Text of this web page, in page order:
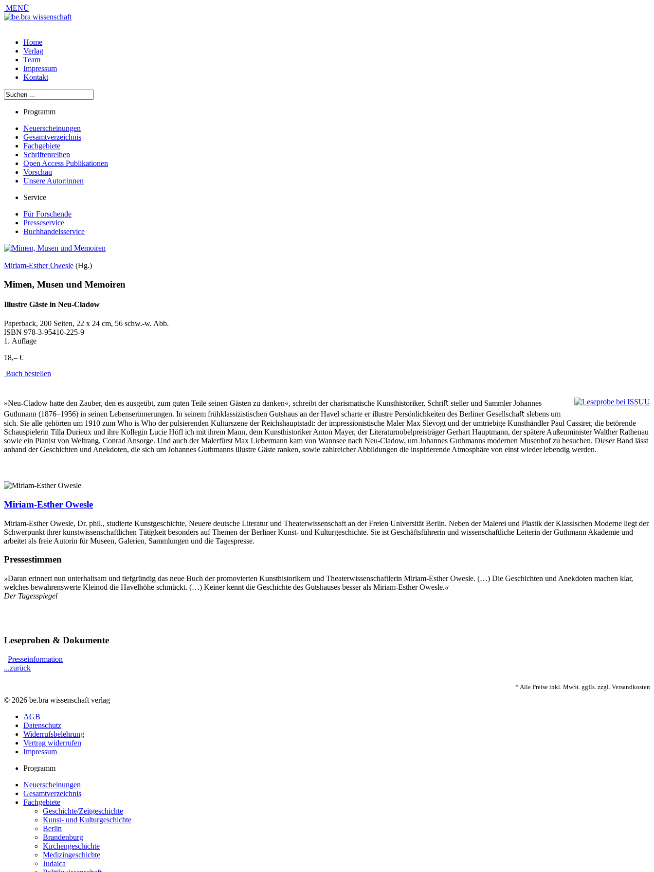
MENÜ
Home
Verlag
Team
Impressum
Kontakt
Programm
Neuerscheinungen
Gesamtverzeichnis
Fachgebiete
Schriftenreihen
Open Access Publikationen
Vorschau
Unsere Autor:innen
Service
Für Forschende
Presseservice
Buchhandelsservice
Miriam-Esther Owesle (Hg.)
Mimen, Musen und Memoiren
Illustre Gäste in Neu-Cladow
Paperback, 200 Seiten, 22 x 24 cm, 56 schw.-w. Abb.
ISBN 978-3-95410-225-9
1. Auflage
18,– €
Buch bestellen
»Neu-Cladow hatte den Zauber, den es ausgeübt, zum guten Teile seinen Gästen zu danken«, schreibt der charismatische Kunsthistoriker, Schriﬅ steller und Sammler Johannes
Guthmann (1876–1956) in seinen Lebenserinnerungen. In seinem frühklassizistischen Gutshaus an der Havel scharte er illustre Persönlichkeiten des Berliner Gesellschaﬅ slebens um
sich. Sie alle gehörten um 1910 zum Who is Who der pulsierenden Kulturszene der Reichshauptstadt: der impressionistische Maler Max Slevogt und der umtriebige Kunsthändler Paul Cassirer, die betörende
Schauspielerin Tilla Durieux und ihre Kollegin Lucie Höfl ich mit ihrem Mann, dem Kunsthistoriker Anton Mayer, der Literaturnobelpreisträger Gerhart Hauptmann, der spätere Außenminister Walther Rathenau
sowie ein Pianist von Weltrang, Conrad Ansorge. Und auch der Malerfürst Max Liebermann kam von Wannsee nach Neu-Cladow, um Johannes Guthmanns modernen Musenhof zu besuchen. Dieser Band lässt
anhand der Geschichten und Anekdoten, die sich um Johannes Guthmanns illustre Gäste ranken, sowie zahlreicher Abbildungen die inspirierende Atmosphäre von einst wieder lebendig werden.
Miriam-Esther Owesle
Miriam-Esther Owesle, Dr. phil., studierte Kunstgeschichte, Neuere deutsche Literatur und Theaterwissenschaft an der Freien Universität Berlin. Neben der Malerei und Plastik der Klassischen Moderne liegt der
Schwerpunkt ihrer kunstwissenschaftlichen Tätigkeit besonders auf Themen der Berliner Kunst- und Kulturgeschichte. Sie ist Geschäftsführerin und wissenschaftliche Leiterin der Guthmann Akademie und
arbeitet als freie Autorin für Museen, Galerien, Sammlungen und die Tagespresse.
Pressestimmen
»Daran erinnert nun unterhaltsam und tiefgründig das neue Buch der promovierten Kunsthistorikern und Theaterwissenschaftlerin Miriam-Esther Owesle. (…) Die Geschichten und Anekdoten machen klar,
welches bewahrenswerte Kleinod die Havelhöhe schmückt. (…) Keiner kennt die Geschichte des Gutshauses besser als Miriam-Esther Owesle.«
Der Tagesspiegel
Leseproben & Dokumente
Presseinformation
...zurück
* Alle Preise inkl. MwSt. ggfls. zzgl. Versandkosten
© 2026 be.bra wissenschaft verlag
AGB
Datenschutz
Widerrufsbelehrung
Vertrag widerrufen
Impressum
Programm
Neuerscheinungen
Gesamtverzeichnis
Fachgebiete
Geschichte/Zeitgeschichte
Kunst- und Kulturgeschichte
Berlin
Brandenburg
Kirchengeschichte
Medizingeschichte
Judaica